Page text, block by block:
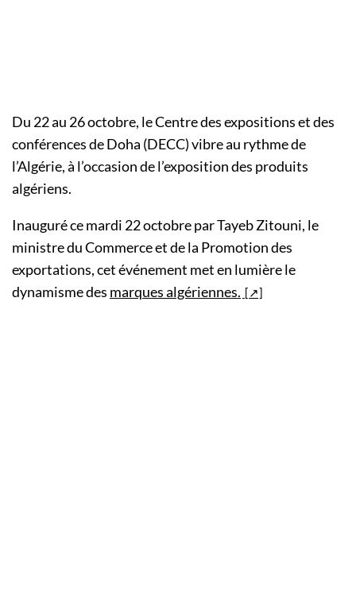
Du 22 au 26 octobre, le Centre des expositions et des
conférences de Doha (DECC) vibre au rythme de
l’Algérie, à l’occasion de l’exposition des produits
algériens.
Inauguré ce mardi 22 octobre par Tayeb Zitouni, le
ministre du Commerce et de la Promotion des
exportations, cet événement met en lumière le
dynamisme des marques algériennes.